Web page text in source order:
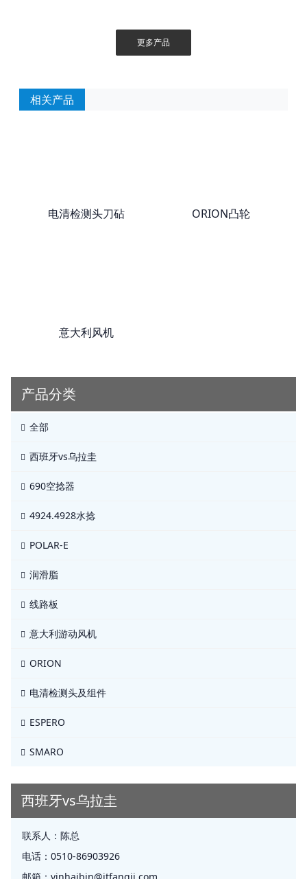
更多产品
相关产品
电清检测头刀砧 ORION凸轮
意大利风机
产品分类
全部
西班牙vs乌拉圭
690空捻器
4924.4928水捻
POLAR-E
润滑脂
线路板
意大利游动风机
ORION
电清检测头及组件
ESPERO
SMARO
西班牙vs乌拉圭
联系人： 陈总
电话： 0510-86903926